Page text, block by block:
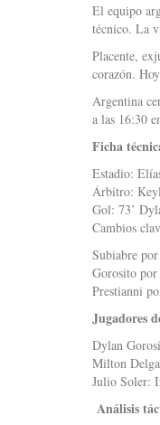
El equipo
técnico. La
Placente,
corazón.
Argentina
a las 16:30
Ficha
Estadio:
Árbitro:
Gol: 73’
Cambios
Subiabre
Gorosito
Prestianni
Jugadores
Dylan
Milton
Julio Soler:
Análisis